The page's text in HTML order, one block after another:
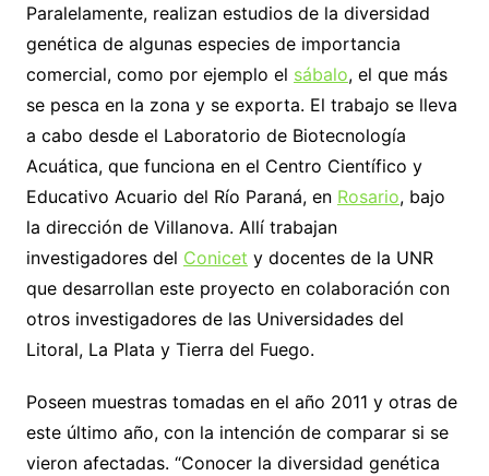
Paralelamente, realizan estudios de la diversidad
genética de algunas especies de importancia
comercial, como por ejemplo el sábalo, el que más
se pesca en la zona y se exporta. El trabajo se lleva
a cabo desde el Laboratorio de Biotecnología
Acuática, que funciona en el Centro Científico y
Educativo Acuario del Río Paraná, en Rosario, bajo
la dirección de Villanova. Allí trabajan
investigadores del Conicet y docentes de la UNR
que desarrollan este proyecto en colaboración con
otros investigadores de las Universidades del
Litoral, La Plata y Tierra del Fuego.
Poseen muestras tomadas en el año 2011 y otras de
este último año, con la intención de comparar si se
vieron afectadas. “Conocer la diversidad genética